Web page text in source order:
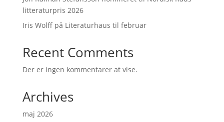
litteraturpris 2026
Iris Wolff på Literaturhaus til februar
Recent Comments
Der er ingen kommentarer at vise.
Archives
maj 2026